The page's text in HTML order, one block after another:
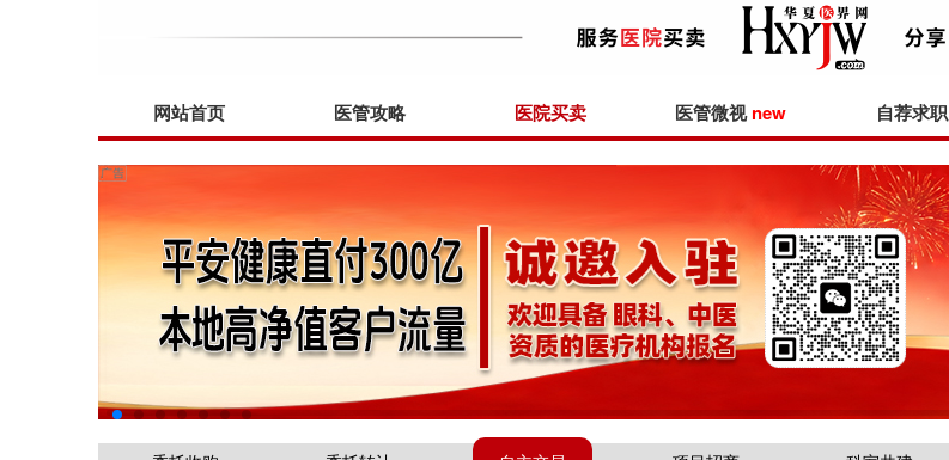
网站首页 医管攻略 医院买卖 医管微视new 自荐求职